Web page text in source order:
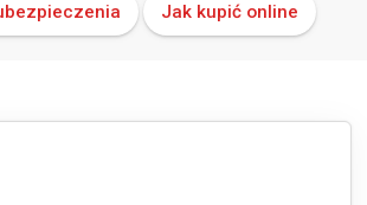
Jak kupić online